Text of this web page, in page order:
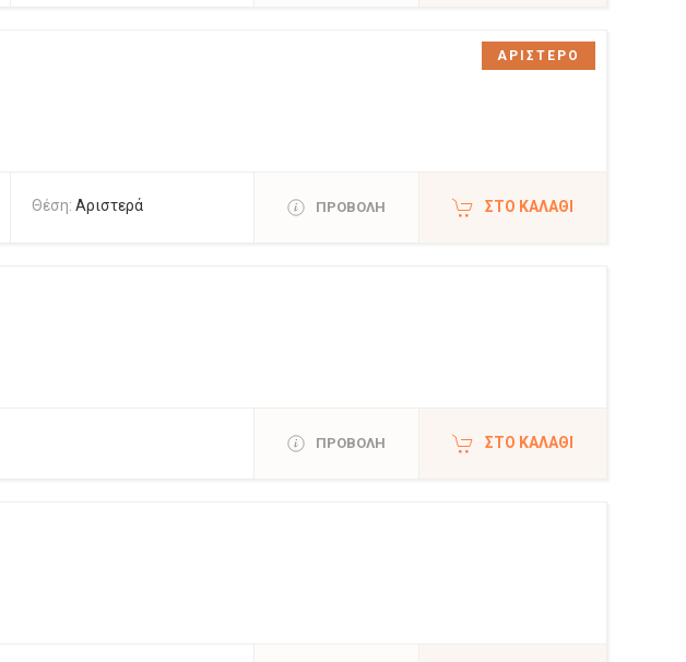
Θέση: Αριστερά ΠΡΟΒΟΛΗ ΣΤΟ ΚΑΛΆΘΙ
ΑΡΙΣΤΕΡΟ
ΠΡΟΒΟΛΗ ΣΤΟ ΚΑΛΆΘΙ